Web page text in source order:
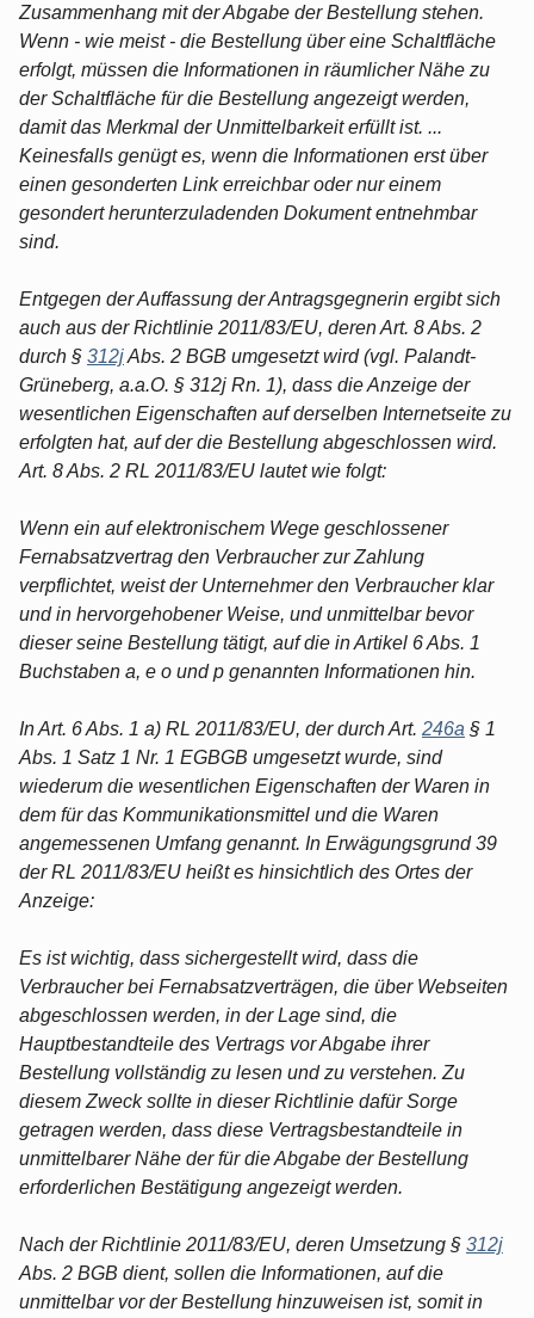
Zusammenhang mit der Abgabe der Bestellung stehen.
Wenn - wie meist - die Bestellung über eine Schaltfläche
erfolgt, müssen die Informationen in räumlicher Nähe zu
der Schaltfläche für die Bestellung angezeigt werden,
damit das Merkmal der Unmittelbarkeit erfüllt ist. ...
Keinesfalls genügt es, wenn die Informationen erst über
einen gesonderten Link erreichbar oder nur einem
gesondert herunterzuladenden Dokument entnehmbar
sind.
Entgegen der Auffassung der Antragsgegnerin ergibt sich
auch aus der Richtlinie 2011/83/EU, deren Art. 8 Abs. 2
durch § 312jAbs. 2 BGB umgesetzt wird (vgl. Palandt-
Grüneberg, a.a.O. § 312j Rn. 1), dass die Anzeige der
wesentlichen Eigenschaften auf derselben Internetseite zu
erfolgten hat, auf der die Bestellung abgeschlossen wird.
Art. 8 Abs. 2 RL 2011/83/EU lautet wie folgt:
Wenn ein auf elektronischem Wege geschlossener
Fernabsatzvertrag den Verbraucher zur Zahlung
verpflichtet, weist der Unternehmer den Verbraucher klar
und in hervorgehobener Weise, und unmittelbar bevor
dieser seine Bestellung tätigt, auf die in Artikel 6 Abs. 1
Buchstaben a, e o und p genannten Informationen hin.
In Art. 6 Abs. 1 a) RL 2011/83/EU, der durch Art. 246a § 1
Abs. 1 Satz 1 Nr. 1 EGBGB umgesetzt wurde, sind
wiederum die wesentlichen Eigenschaften der Waren in
dem für das Kommunikationsmittel und die Waren
angemessenen Umfang genannt. In Erwägungsgrund 39
der RL 2011/83/EU heißt es hinsichtlich des Ortes der
Anzeige:
Es ist wichtig, dass sichergestellt wird, dass die
Verbraucher bei Fernabsatzverträgen, die über Webseiten
abgeschlossen werden, in der Lage sind, die
Hauptbestandteile des Vertrags vor Abgabe ihrer
Bestellung vollständig zu lesen und zu verstehen. Zu
diesem Zweck sollte in dieser Richtlinie dafür Sorge
getragen werden, dass diese Vertragsbestandteile in
unmittelbarer Nähe der für die Abgabe der Bestellung
erforderlichen Bestätigung angezeigt werden.
Nach der Richtlinie 2011/83/EU, deren Umsetzung § 312j
Abs. 2 BGB dient, sollen die Informationen, auf die
unmittelbar vor der Bestellung hinzuweisen ist, somit in